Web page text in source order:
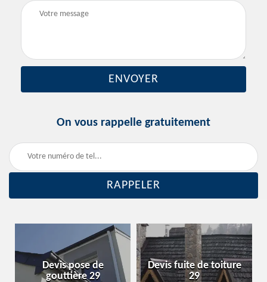
On vous rappelle gratuitement
Devis fuite de toiture
29
Entreprise de toiture
29